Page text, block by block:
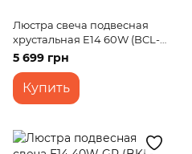
Люстра свеча подвесная
хрустальная E14 60W (BCL-
657S/5)
5 699 грн
Купить